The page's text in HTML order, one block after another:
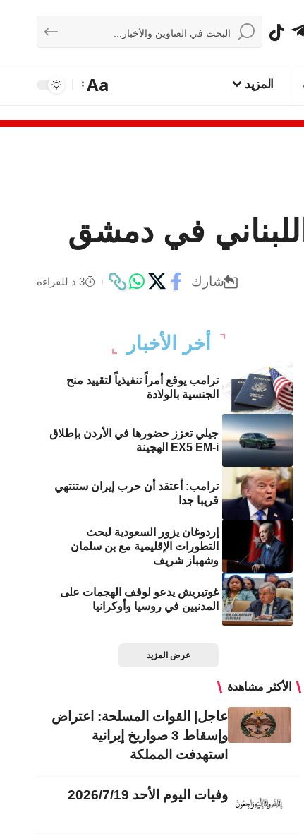
المزيد Aa
في دمشق
شارك 3 د للقراءة
أخر الأخبار
ترامب يوقع أمراً تنفيذياً لتقييد منح
الجنسية بالولادة
جيلي تعزز حضورها في الأردن بإطلاق
EX5 EM-i الهجينة
ترامب: أعتقد أن حرب إيران ستنتهي
قريبا جدا
إردوغان يزور السعودية لبحث
التطورات الإقليمية مع بن سلمان
وشهباز شريف
غوتيريش يدعو لوقف الهجمات على
المدنيين في روسيا وأوكرانيا
عرض المزيد
الأكثر مشاهدة
عاجل| القوات المسلحة: اعتراض
وإسقاط 3 صواريخ إيرانية
استهدفت المملكة
وفيات اليوم الأحد 2026/7/19